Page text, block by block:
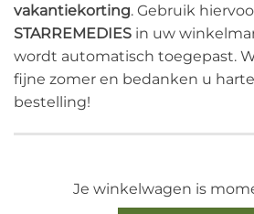
vakantiekorting. Gebruik
STARREMEDIES in uw
wordt automatisch toegepast.
fijne zomer en bedanken u
bestelling!
Je winkelwagen is